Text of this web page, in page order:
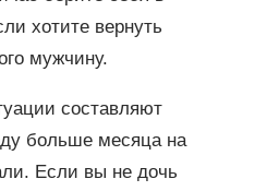
хотите вернуть
мужчину.
составляют
больше месяца на
Если вы не дочь